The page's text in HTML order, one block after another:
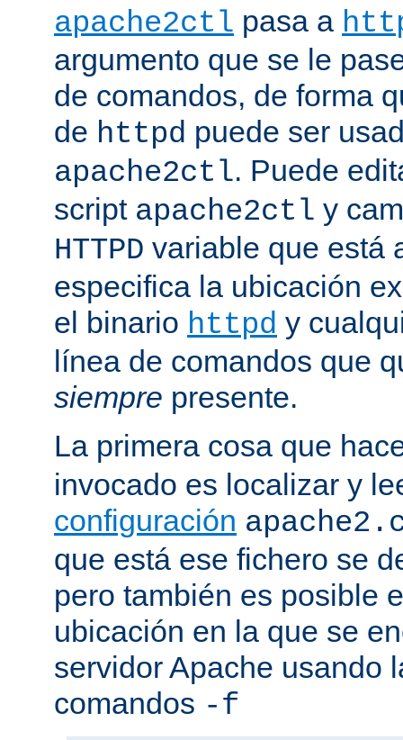
apache2ctl pasa a
argumento que se le
de comandos, de forma
de httpd puede ser
apache2ctl. Puede
script apache2ctl y
HTTPD variable que está
especifica la ubicación
el binario httpd y
línea de comandos que
siempre presente.
La primera cosa que
invocado es localizar y
configuración
que está ese fichero se
pero también es posible
ubicación en la que se
servidor Apache usando
comandos -f